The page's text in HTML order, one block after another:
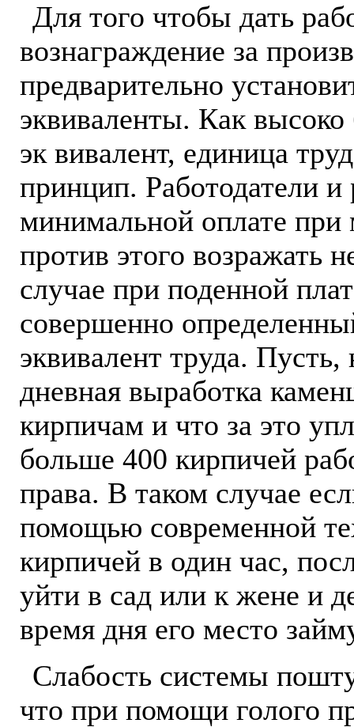
Для того чтобы дать
вознаграждение за
предварительно
эквиваленты. Как высоко
эк вивалент, единица
принцип. Работодатели и
минимальной оплате
против этого возражать
случае при поденной
совершенно
эквивалент труда.
дневная выработка
кирпичам и что за это
больше 400 кирпичей
права. В таком случае
помощью современной
кирпичей в один час,
уйти в сад или к жене и
время дня его место
Слабость системы
что при помощи голого